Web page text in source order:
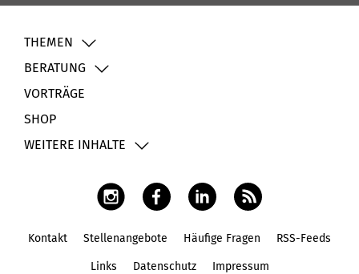
THEMEN
BERATUNG
VORTRÄGE
SHOP
WEITERE INHALTE
Kontakt Stellenangebote Häufige Fragen RSS-Feeds
Links Datenschutz Impressum